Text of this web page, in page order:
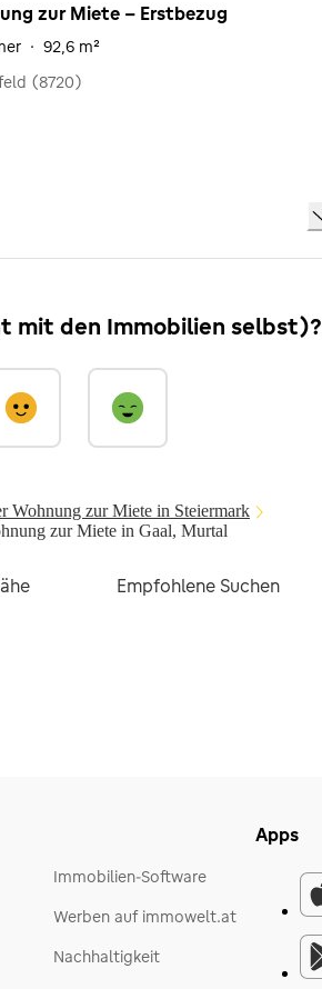
zur Miete - Erstbezug
· 92,6 m²
(8720)
mit den Immobilien selbst)?
Wohnung zur Miete in Steiermark
zur Miete in Gaal, Murtal
Empfohlene Suchen
Immobilien-Software
Werben auf immowelt.at
Nachhaltigkeit
Apps